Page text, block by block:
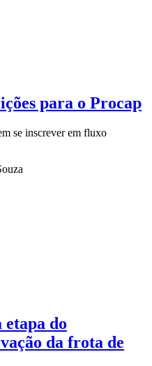
para o Procap
se inscrever em fluxo
do
da frota de